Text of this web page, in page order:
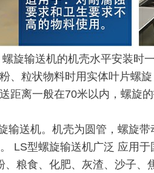
螺旋输送机的机壳水平安装时
、粒状物料时用实体叶片螺
距离一般在70米以内，螺旋
送机。机壳为圆管，螺旋
LS型螺旋输送机广泛 应用
粮食、化肥、灰渣、沙子